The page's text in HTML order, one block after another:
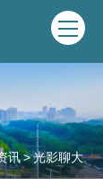
讯>光影聊大